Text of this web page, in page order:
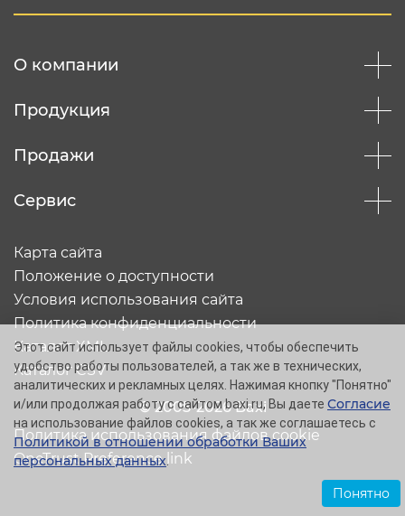
О компании
Продукция
Продажи
Сервис
© 2005-2026 Baxi
Карта сайта
Положение о доступности
Условия использования сайта
Политика конфиденциальности
Каталог XML
Каталог CSV
Политика использования файлов cookie
OneTrust Preference link
Этот сайт использует файлы cookies, чтобы обеспечить
удобство работы пользователей, а так же в технических,
аналитических и рекламных целях. Нажимая кнопку "Понятно"
и/или продолжая работу с сайтом baxi.ru, Вы даете Согласие
на использование файлов cookies, а так же соглашаетесь с
Политикой в отношении обработки Ваших
персональных данных.
Понятно